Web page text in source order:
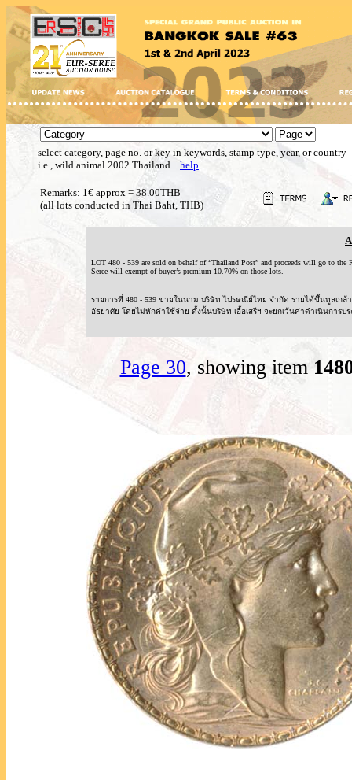
select category, page no. or key in keywords, stamp type, year, or country
i.e., wild animal 2002 Thailand help
Remarks: 1€ approx = 38.00THB
(all lots conducted in Thai Baht, THB)
LOT 480 - 539 are sold on behalf of “Thailand Post” and proceeds will go to
Seree will exempt of buyer’s premium 10.70% on those lots.
รายการที่ 480 - 539 ขายในนาม บริษัท ไปรษณีย์ไทย จำกัด รายได้ขึ้นทูลเก
อัธยาศัย โดยไม่หักค่าใช้จ่าย ดั้งนั้นบริษัท เอื้อเสรีฯ จะยกเว้นค่าดำเนินการประ
Page 30, showing item